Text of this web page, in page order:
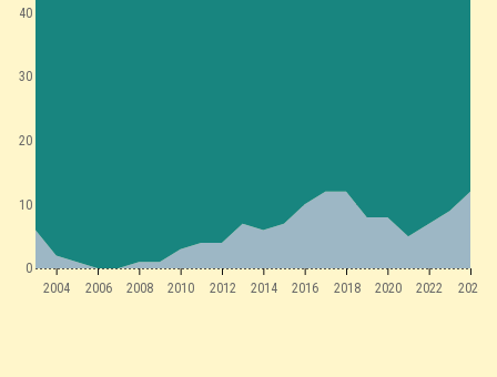
2004 2006 2008 2010 2012 2014 2016 2018 2020 2022 2024
0
10
20
30
40